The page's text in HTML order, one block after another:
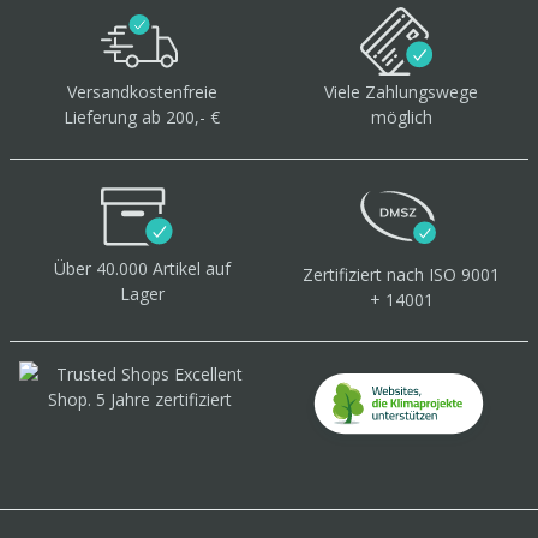
Versandkostenfreie
Lieferung ab 200,- €
Viele Zahlungswege
möglich
Über 40.000 Artikel auf
Lager
Zertifiziert nach ISO 9001
+ 14001